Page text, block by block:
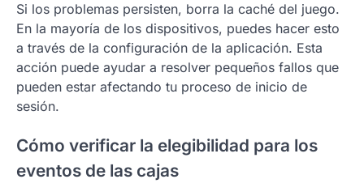
Si los problemas persisten, borra la caché del juego.
En la mayoría de los dispositivos, puedes hacer esto
a través de la configuración de la aplicación. Esta
acción puede ayudar a resolver pequeños fallos que
pueden estar afectando tu proceso de inicio de
sesión.
Cómo verificar la elegibilidad para los
eventos de las cajas